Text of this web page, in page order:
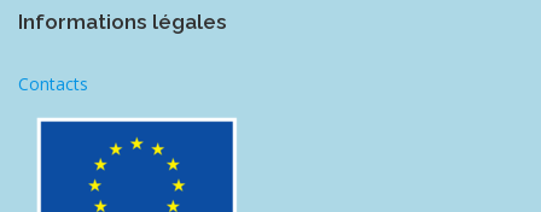
Informations légales
Contacts